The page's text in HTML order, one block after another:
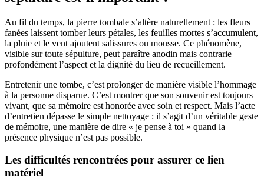
Au fil du temps, la pierre tombale s’altère naturellement : les fleurs
fanées laissent tomber leurs pétales, les feuilles mortes s’accumulent,
la pluie et le vent ajoutent salissures ou mousse. Ce phénomène,
visible sur toute sépulture, peut paraître anodin mais contrarie
profondément l’aspect et la dignité du lieu de recueillement.
Entretenir une tombe, c’est prolonger de manière visible l’hommage
à la personne disparue. C’est montrer que son souvenir est toujours
vivant, que sa mémoire est honorée avec soin et respect. Mais l’acte
d’entretien dépasse le simple nettoyage : il s’agit d’un véritable geste
de mémoire, une manière de dire « je pense à toi » quand la
présence physique n’est pas possible.
Les difficultés rencontrées pour assurer ce lien
matériel